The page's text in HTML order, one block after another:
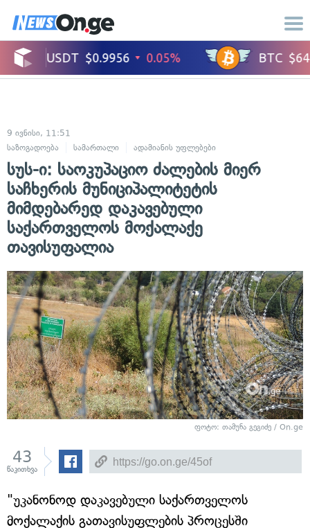
9 ივნისი, 11:51
საზოგადოება
სამართალი ადამიანის უფლებები
სუს-ი: საოკუპაციო ძალების მიერ
საჩხერის მუნიციპალიტეტის
მიმდებარედ დაკავებული
საქართველოს მოქალაქე
თავისუფალია
ფოტო: თამუნა გეგიძე / On.ge
43
წაკითხვა
"უკანონოდ დაკავებული საქართველოს
მოქალაქის გათავისუფლების პროცესში